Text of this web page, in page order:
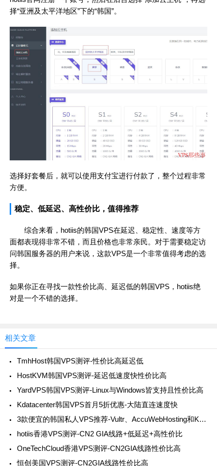
择“亚洲及太平洋地区”下的“韩国”。
选择好套餐后，就可以使用支付宝进行付款了，整个过程非常
方便。
稳定、低延迟、高性价比，值得推荐
综合来看，hotiis的韩国VPS在延迟、稳定性、速度等方
面都表现得非常不错，而且价格也非常亲民。对于需要稳定访
问韩国服务器的用户来说，这款VPS是一个非常值得考虑的选
择。
如果你正在寻找一款性价比高、延迟低的韩国VPS，hotiis绝
对是一个不错的选择。
相关文章
TmhHost韩国VPS测评-性价比高延迟低
HostKVM韩国VPS测评-延迟低速度快性价比高
YardVPS韩国VPS测评-Linux与Windows皆支持且性价比高
Kdatacenter韩国VPS首月5折优惠-大陆直连速度快
3款便宜的韩国私人VPS推荐-Vultr、AccuWebHosting和Kdatacenter
hotiis香港VPS测评-CN2 GIA线路+低延迟+高性价比
OneTechCloud香港VPS测评-CN2GIA线路性价比高
恒创美国VPS测评-CN2GIA线路性价比高